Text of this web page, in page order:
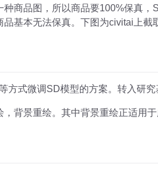
商品图，所以商品要100%保真
基本无法保真。下图为civitai上
式微调SD模型的方案。转入研究
背景重绘。其中背景重绘正适用